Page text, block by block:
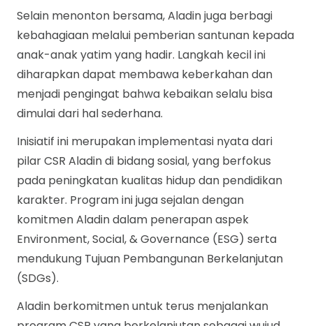
Selain menonton bersama, Aladin juga berbagi
kebahagiaan melalui pemberian santunan kepada
anak-anak yatim yang hadir. Langkah kecil ini
diharapkan dapat membawa keberkahan dan
menjadi pengingat bahwa kebaikan selalu bisa
dimulai dari hal sederhana.
Inisiatif ini merupakan implementasi nyata dari
pilar CSR Aladin di bidang sosial, yang berfokus
pada peningkatan kualitas hidup dan pendidikan
karakter. Program ini juga sejalan dengan
komitmen Aladin dalam penerapan aspek
Environment, Social, & Governance (ESG) serta
mendukung Tujuan Pembangunan Berkelanjutan
(SDGs).
Aladin berkomitmen untuk terus menjalankan